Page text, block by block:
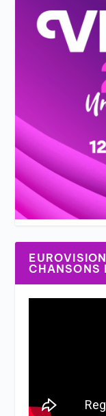
CHANSONS